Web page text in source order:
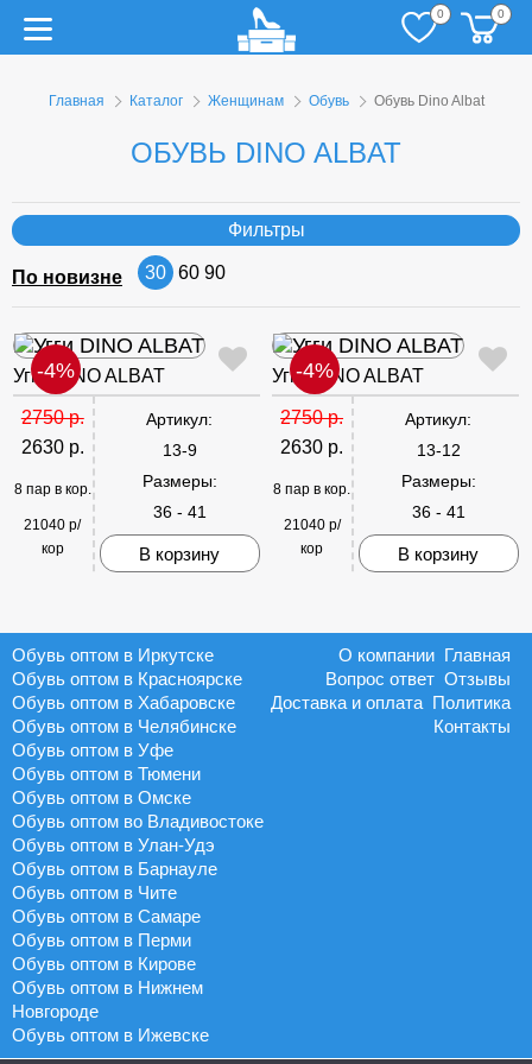
0 0
Главная Каталог Женщинам Обувь Обувь Dino Albat
ОБУВЬ DINO ALBAT
Фильтры
По новизне 30 60 90
-4%
Угги DINO ALBAT
2750 р.
2630 р.
8 пар в кор.
21040 р/
кор
Артикул:
13-9
Размеры:
36 - 41
В корзину
-4%
Угги DINO ALBAT
2750 р.
2630 р.
8 пар в кор.
21040 р/
кор
Артикул:
13-12
Размеры:
36 - 41
В корзину
Обувь оптом в Иркутске
Обувь оптом в Красноярске
Обувь оптом в Хабаровске
Обувь оптом в Челябинске
Обувь оптом в Уфе
Обувь оптом в Тюмени
Обувь оптом в Омске
Обувь оптом во Владивостоке
Обувь оптом в Улан-Удэ
Обувь оптом в Барнауле
Обувь оптом в Чите
Обувь оптом в Самаре
Обувь оптом в Перми
Обувь оптом в Кирове
Обувь оптом в Нижнем
Новгороде
Обувь оптом в Ижевске
Главная
О компании
Отзывы
Вопрос ответ
Политика
Доставка и оплата
Контакты